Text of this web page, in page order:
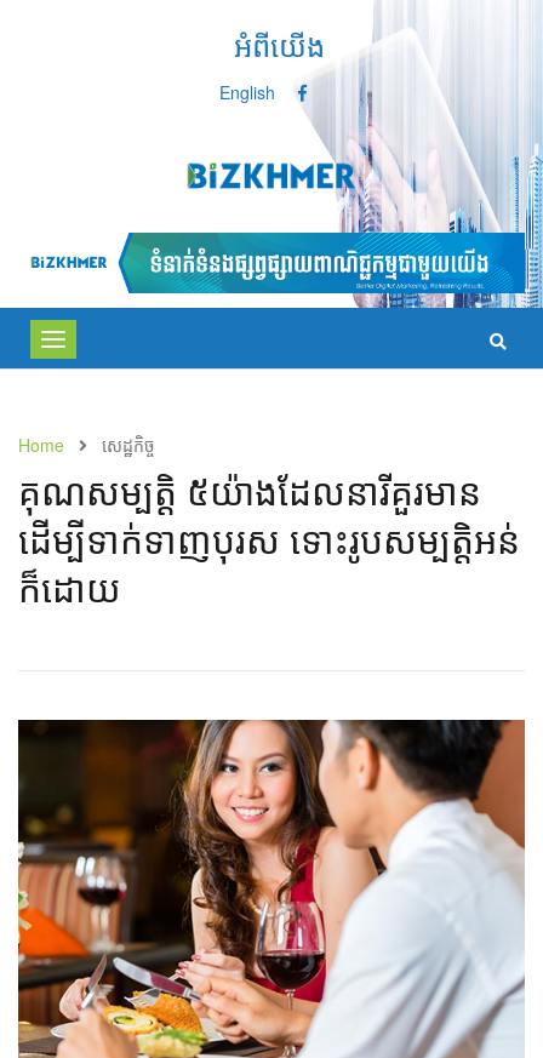
អំពីយើង
English
Toggle
navigation
Home សេដ្ឋកិច្ច
គុណសម្បត្តិ​​ ៥​យ៉ាង​​ដែល​នារី​គួរ​មាន​​
ដើម្បី​​ទាក់ទាញបុរស​ ​ទោះ​រូបសម្បត្តិ​អន់​
ក៏​ដោយ​